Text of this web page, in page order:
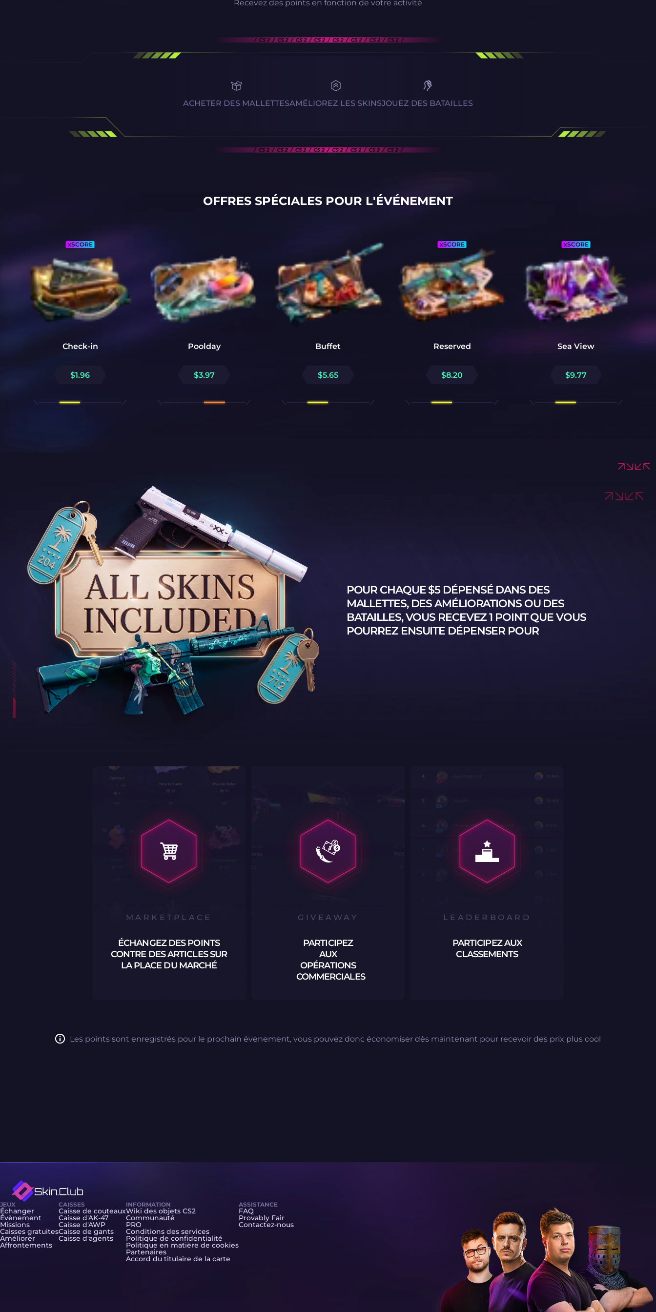
Recevez des points en fonction de votre activité
ACHETER DES MALLETTESAMÉLIOREZ LES SKINSJOUEZ DES BATAILLES
OFFRES SPÉCIALES POUR L'ÉVÉNEMENT
xSCORE
Check-in
$1.96
Poolday
$3.97
Buffet
$5.65
xSCORE
Reserved
$8.20
xSCORE
Sea View
$9.77
POUR CHAQUE$5 DÉPENSÉ DANS DES
MALLETTES, DES AMÉLIORATIONS OU DES
BATAILLES, VOUS RECEVEZ 1 POINT QUE VOUS
POURREZ ENSUITE DÉPENSER POUR
MARKETPLACE
ÉCHANGEZ DES POINTS
CONTRE DES ARTICLES SUR
LA PLACE DU MARCHÉ
GIVEAWAY
PARTICIPEZ
AUX
OPÉRATIONS
COMMERCIALES
LEADERBOARD
PARTICIPEZ AUX
CLASSEMENTS
Les points sont enregistrés pour le prochain évènement, vous pouvez donc économiser dès maintenant pour recevoir des prix plus cool
JEUX
Échanger
Évènement
Missions
Caisses gratuites
Améliorer
Affrontements
CAISSES
Caisse de couteaux
Caisse d'AK-47
Caisse d'AWP
Caisse de gants
Caisse d'agents
INFORMATION
Wiki des objets CS2
Communauté
PRO
Conditions des services
Politique de confidentialité
Politique en matière de cookies
Partenaires
Accord du titulaire de la carte
ASSISTANCE
FAQ
Provably Fair
Contactez-nous